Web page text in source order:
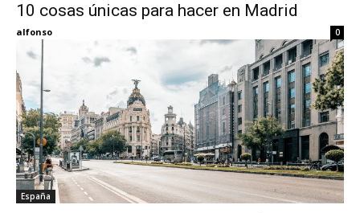
10 cosas únicas para hacer en Madrid
alfonso 0
España